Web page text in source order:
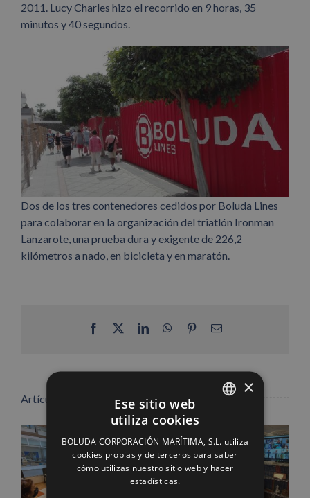
2011. Lucy Charles hizo el recorrido en 9 horas, 35
minutos y 40 segundos.
Dos de los tres contenedores cedidos por Boluda Lines
para colaborar en la organización del triatlón Ironman
Lanzarote, una prueba dura y exigente de 226,2
kilómetros a nado, en bicicleta y en maratón.
Facebook LinkedInWhatsApp
PinterestCorreo
Artículos relacionados
ENGLISH
FRENCH
×
Ese sitio web
utiliza cookies
BOLUDA CORPORACIÓN MARÍTIMA, S.L. utiliza
cookies propias y de terceros para saber
cómo utilizas nuestro sitio web y hacer
estadísticas.